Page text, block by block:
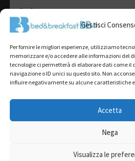
Gestisci
Per fornire le migliori esperienze, utilizziamo
memorizzare e/o accedere alle informazioni del
tecnologie ci permetterà di elaborare dati come il
navigazione o ID unici su questo sito. Non
influire negativamente su alcune caratteristiche
Accetta
Nega
Visualizza le
Esplora
Tipologie di alloggio
Destinazioni
Il mio account
2022@ All Rights Reserved | Tutti i
L’accesso o l’utilizzo di questo sito è